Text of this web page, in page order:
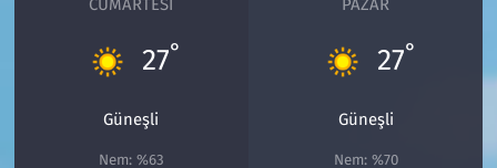
27°
Güneşli
Nem: %63
27°
Güneşli
Nem: %70